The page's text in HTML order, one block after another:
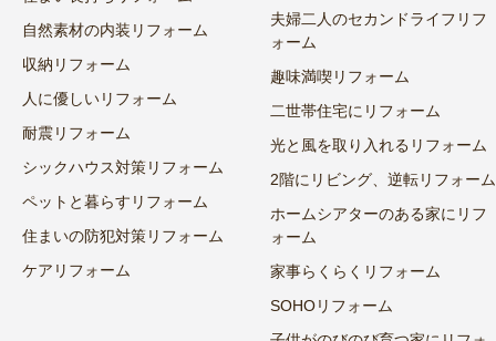
自然素材の内装リフォーム
収納リフォーム
人に優しいリフォーム
耐震リフォーム
シックハウス対策リフォーム
ペットと暮らすリフォーム
住まいの防犯対策リフォーム
ケアリフォーム
夫婦二人のセカンドライフリフ
ォーム
趣味満喫リフォーム
二世帯住宅にリフォーム
光と風を取り入れるリフォーム
2階にリビング、逆転リフォーム
ホームシアターのある家にリフ
ォーム
家事らくらくリフォーム
SOHOリフォーム